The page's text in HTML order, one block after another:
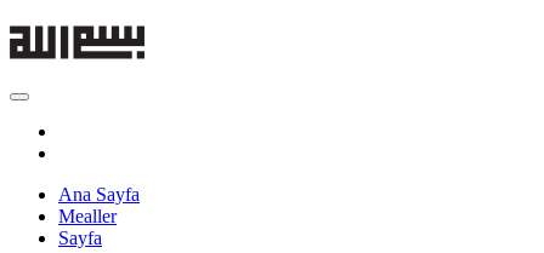
Ana Sayfa
Mealler
Sayfa